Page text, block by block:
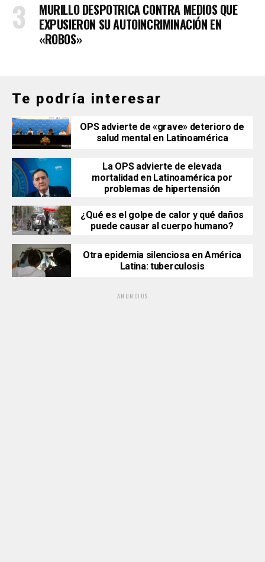
MURILLO DESPOTRICA CONTRA MEDIOS QUE
EXPUSIERON SU AUTOINCRIMINACIÓN EN
«ROBOS»
Te podría interesar
​​​​​​​OPS advierte de «grave» deterioro de
salud mental en Latinoamérica
La OPS advierte de elevada
mortalidad en Latinoamérica por
problemas de hipertensión
¿Qué es el golpe de calor y qué daños
puede causar al cuerpo humano?
Otra epidemia silenciosa en América
Latina: tuberculosis
ANUNCIOS